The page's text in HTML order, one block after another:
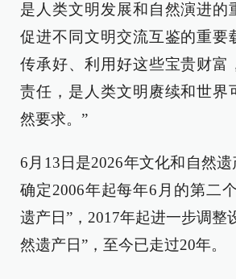
是人类文明发展和自然演进的
促进不同文明交流互鉴的重要
传承好、利用好这些宝贵财富
责任，是人类文明赓续和世界
然要求。”
6月13日是2026年文化和自然
确定2006年起每年6月的第二
遗产日”，2017年起进一步调整
然遗产日”，至今已走过20年。